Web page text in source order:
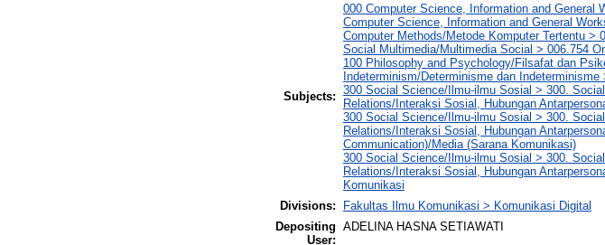
Subjects:
000 Computer Science, Information and General
Computer Science, Information and General
Computer Methods/Metode Komputer Tertentu
Social Multimedia/Multimedia Social > 006.754
100 Philosophy and Psychology/Filsafat dan
Indeterminism/Determinisme dan
300 Social Science/Ilmu-ilmu Sosial > 300.
Relations/Interaksi Sosial, Hubungan
300 Social Science/Ilmu-ilmu Sosial > 300.
Relations/Interaksi Sosial, Hubungan
Communication)/Media (Sarana Komunikasi)
300 Social Science/Ilmu-ilmu Sosial > 300.
Relations/Interaksi Sosial, Hubungan
Komunikasi
Divisions:
Fakultas Ilmu Komunikasi > Komunikasi Digital
Depositing
User:
ADELINA HASNA SETIAWATI